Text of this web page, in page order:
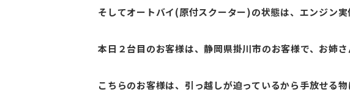
そしてオートバイ(原付スクーター)の状態は、エンジン
本日２台目のお客様は、静岡県掛川市のお客様で、お姉
こちらのお客様は、引っ越しが迫っているから手放せる